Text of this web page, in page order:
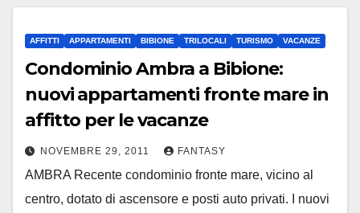
AFFITTI APPARTAMENTI BIBIONE TRILOCALI TURISMO VACANZE
Condominio Ambra a Bibione:
nuovi appartamenti fronte mare in
affitto per le vacanze
NOVEMBRE 29, 2011 FANTASY
AMBRA Recente condominio fronte mare, vicino al
centro, dotato di ascensore e posti auto privati. I nuovi